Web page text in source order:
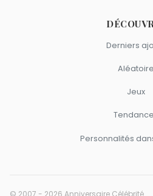
Derniers
Aléatoire
Jeux
Personnalités
© 2007 - 2026 Anniversaire Célébrité